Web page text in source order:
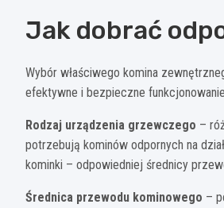
Jak dobrać
Wybór właściwego komina
efektywne i bezpieczne
Rodzaj urządzenia grzewczego –
potrzebują kominów odpornych na
kominki – odpowiedniej średnicy
Średnica przewodu kominowego –